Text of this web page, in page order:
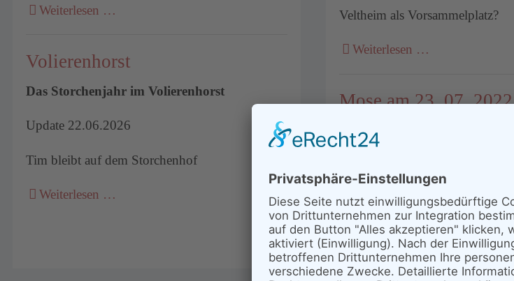
Weiterlesen …
Volierenhorst
Das Storchenjahr im Volierenhorst
Update 22.06.2026
Tim bleibt auf dem Storchenhof
Weiterlesen …
Veltheim als Vorsammelplatz?
Weiterlesen …
Mose am 23. 07. 2022
Mose ist nicht weiter gezogen